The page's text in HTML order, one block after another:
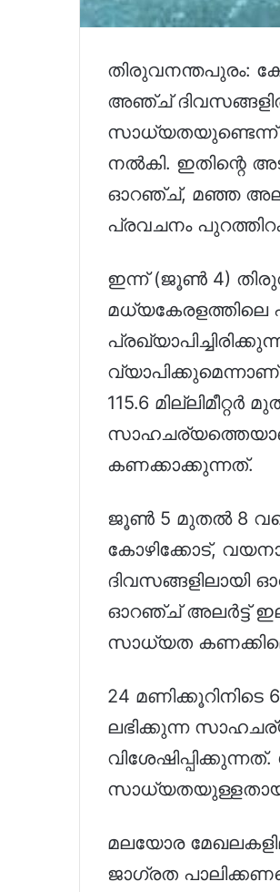
തിരുവനന്തപുരം:
അഞ്ച് ദിവസങ്ങളിൽ
സാധ്യതയുണ്ടെന്ന്
നൽകി. ഇതിന്റെ
ഓറഞ്ച്, മഞ്ഞ
പ്രവചനം
ഇന്ന് (ജൂൺ 4)
മധ്യകേരളത്തിലെ
വ്യാപിക്കുമെന്നാണ്
115.6 മില്ലിമീറ്റർ
സാഹചര്യത്തെയാണ്
കണക്കാക്കുന്നത്.
ജൂൺ 5 മുതൽ 8
കോഴിക്കോട്,
ദിവസങ്ങളിലായി
ഓറഞ്ച് അലർട്ട്
സാധ്യത
24 മണിക്കൂറിനിടെ
ലഭിക്കുന്ന
സാധ്യതയുള്ളതായി
മലയോര
ജാഗ്രത